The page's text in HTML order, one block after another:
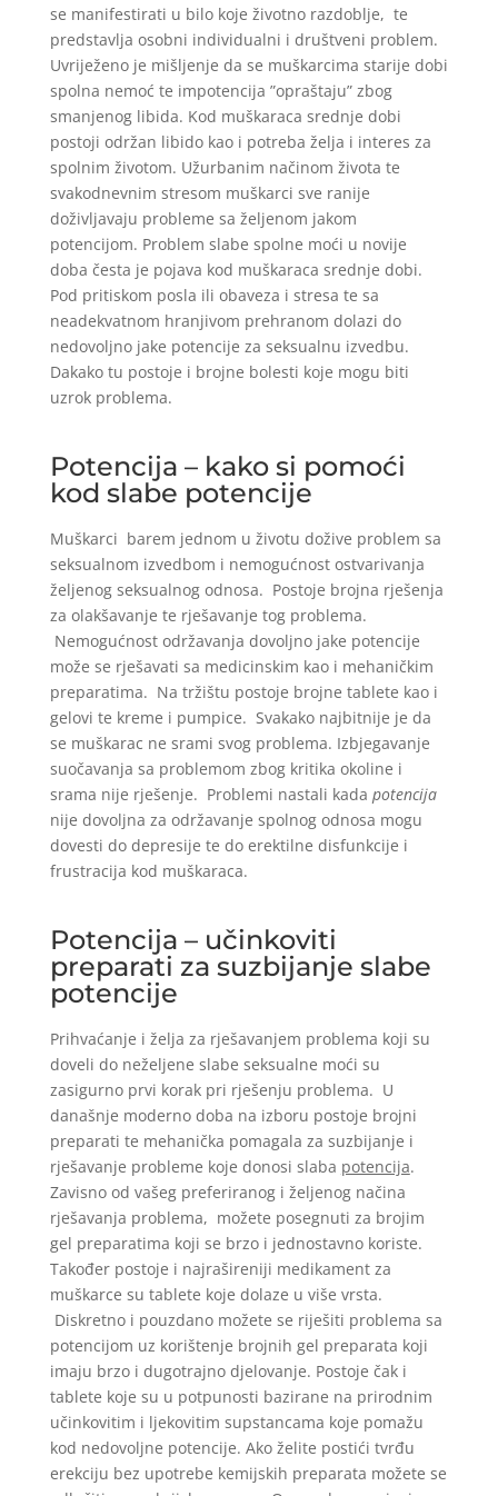
se manifestirati u bilo koje životno razdoblje, te
predstavlja osobni individualni i društveni problem.
Uvriježeno je mišljenje da se muškarcima starije dobi
spolna nemoć te impotencija ”opraštaju” zbog
smanjenog libida. Kod muškaraca srednje dobi
postoji održan libido kao i potreba želja i interes za
spolnim životom. Užurbanim načinom života te
svakodnevnim stresom muškarci sve ranije
doživljavaju probleme sa željenom jakom
potencijom. Problem slabe spolne moći u novije
doba česta je pojava kod muškaraca srednje dobi.
Pod pritiskom posla ili obaveza i stresa te sa
neadekvatnom hranjivom prehranom dolazi do
nedovoljno jake potencije za seksualnu izvedbu.
Dakako tu postoje i brojne bolesti koje mogu biti
uzrok problema.
Potencija – kako si pomoći
kod slabe potencije
Muškarci barem jednom u životu dožive problem sa
seksualnom izvedbom i nemogućnost ostvarivanja
željenog seksualnog odnosa. Postoje brojna rješenja
za olakšavanje te rješavanje tog problema.
Nemogućnost održavanja dovoljno jake potencije
može se rješavati sa medicinskim kao i mehaničkim
preparatima. Na tržištu postoje brojne tablete kao i
gelovi te kreme i pumpice. Svakako najbitnije je da
se muškarac ne srami svog problema. Izbjegavanje
suočavanja sa problemom zbog kritika okoline i
srama nije rješenje. Problemi nastali kada potencija
nije dovoljna za održavanje spolnog odnosa mogu
dovesti do depresije te do erektilne disfunkcije i
frustracija kod muškaraca.
Potencija – učinkoviti
preparati za suzbijanje slabe
potencije
Prihvaćanje i želja za rješavanjem problema koji su
doveli do neželjene slabe seksualne moći su
zasigurno prvi korak pri rješenju problema. U
današnje moderno doba na izboru postoje brojni
preparati te mehanička pomagala za suzbijanje i
rješavanje probleme koje donosi slaba potencija.
Zavisno od vašeg preferiranog i željenog načina
rješavanja problema, možete posegnuti za brojim
gel preparatima koji se brzo i jednostavno koriste.
Također postoje i najrašireniji medikament za
muškarce su tablete koje dolaze u više vrsta.
Diskretno i pouzdano možete se riješiti problema sa
potencijom uz korištenje brojnih gel preparata koji
imaju brzo i dugotrajno djelovanje. Postoje čak i
tablete koje su u potpunosti bazirane na prirodnim
učinkovitim i ljekovitim supstancama koje pomažu
kod nedovoljne potencije. Ako želite postići tvrđu
erekciju bez upotrebe kemijskih preparata možete se